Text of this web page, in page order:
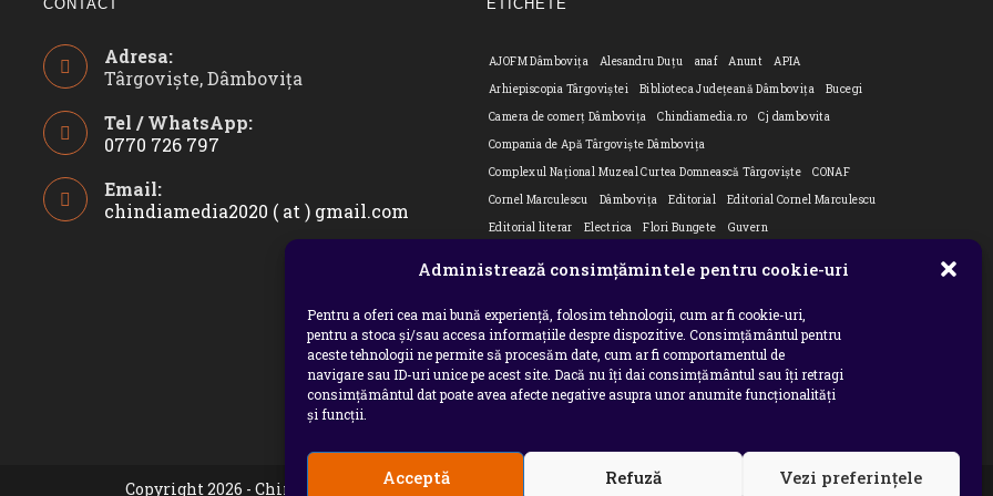
Administrează consimțămintele pentru cookie-uri
Pentru a oferi cea mai bună experiență, folosim tehnologii, cum ar fi cookie-uri,
pentru a stoca și/sau accesa informațiile despre dispozitive. Consimțământul pentru
aceste tehnologii ne permite să procesăm date, cum ar fi comportamentul de
navigare sau ID-uri unice pe acest site. Dacă nu îți dai consimțământul sau îți retragi
consimțământul dat poate avea afecte negative asupra unor anumite funcționalități
și funcții.
Acceptă Refuză Vezi preferințele
CONTACT
Adresa:
Târgoviște, Dâmbovița
Tel / WhatsApp:
0770 726 797
in
your
Email:
chindiamedia2020 ( at ) gmail.com
application
ETICHETE
AJOFM Dâmbovița Alesandru Duțu anaf Anunt
APIA
Arhiepiscopia Târgoviștei
Biblioteca Județeană Dâmbovița
Bucegi
Camera de comerț Dâmbovița
Chindiamedia.ro
Cj dambovita
Compania de Apă Târgoviște Dâmbovița
Complexul Național Muzeal Curtea Domnească Târgoviște
CONAF
Cornel Marculescu
Dâmbovița Editorial
Editorial Cornel Marculescu
Editorial literar
Electrica Flori Bungete
Guvern
JURNAL DE CĂLĂTORIE
MApN
Ministerul Educației ministerul sanatatii
Nu-ți uita istoria
Oana Filip
Prefectura dambovita Primaria Dragodana
Primaria Lucieni
primaria Răzvad
Primaria Ulmi primăria Târgoviște
PSD Dambovita
psiholog
Serial Situatia Covid 19 Dambovita
Situație Covid-19
Copyright 2026 - Chindia Media